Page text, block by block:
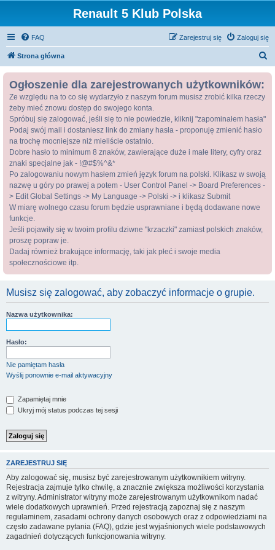
Renault 5 Klub Polska
FAQ Zaloguj się
Zarejestruj się
Strona główna
Ogłoszenie dla zarejestrowanych użytkowników:
Ze względu na to co się wydarzyło z naszym forum musisz zrobić kilka rzeczy
żeby mieć znowu dostęp do swojego konta.
Spróbuj się zalogować, jeśli się to nie powiedzie, kliknij "zapominałem hasła"
Podaj swój mail i dostaniesz link do zmiany hasła - proponuję zmienić hasło
na trochę mocniejsze niż mieliście ostatnio.
Dobre hasło to minimum 8 znaków, zawierające duże i małe litery, cyfry oraz
znaki specjalne jak - !@#$%^&*
Po zalogowaniu nowym hasłem zmień język forum na polski. Klikasz w swoją
nazwę u góry po prawej a potem - User Control Panel -> Board Preferences -
> Edit Global Settings -> My Language -> Polski -> i klikasz Submit
W miarę wolnego czasu forum będzie usprawniane i będą dodawane nowe
funkcje.
Jeśli pojawiły się w twoim profilu dziwne "krzaczki" zamiast polskich znaków,
proszę popraw je.
Dadaj również brakujące informację, taki jak płeć i swoje media
społecznościowe itp.
Musisz się zalogować, aby zobaczyć informacje o grupie.
Nazwa użytkownika:
Hasło:
Nie pamiętam hasła
Wyślij ponownie e-mail aktywacyjny
Zapamiętaj mnie
Ukryj mój status podczas tej sesji
ZAREJESTRUJ SIĘ
Aby zalogować się, musisz być zarejestrowanym użytkownikiem witryny.
Rejestracja zajmuje tylko chwilę, a znacznie zwiększa możliwości korzystania
z witryny. Administrator witryny może zarejestrowanym użytkownikom nadać
wiele dodatkowych uprawnień. Przed rejestracją zapoznaj się z naszym
regulaminem, zasadami ochrony danych osobowych oraz z odpowiedziami na
często zadawane pytania (FAQ), gdzie jest wyjaśnionych wiele podstawowych
zagadnień dotyczących funkcjonowania witryny.